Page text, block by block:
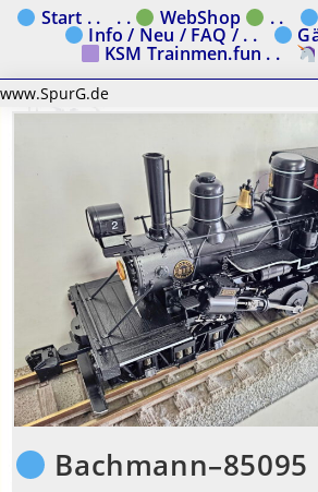
Zum Start . . . . WebShop . .
Info / Neu / FAQ / . .
KSM Trainmen.fun . .
www.SpurG.de
Bachmann–85095